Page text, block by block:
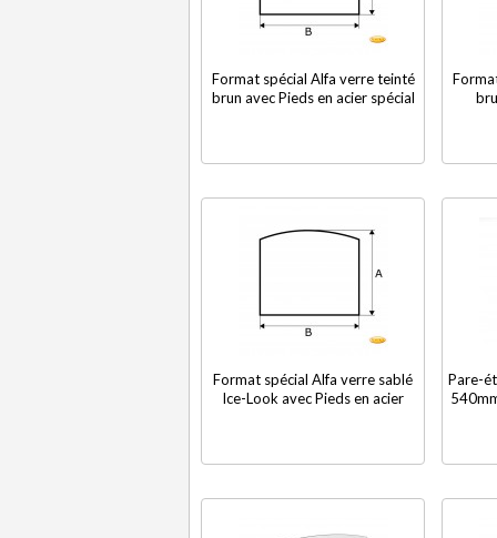
Format spécial Alfa verre teinté
brun avec Pieds en acier spécial
Format spécial Alfa verre sablé
Ice-Look avec Pieds en acier
Pare-